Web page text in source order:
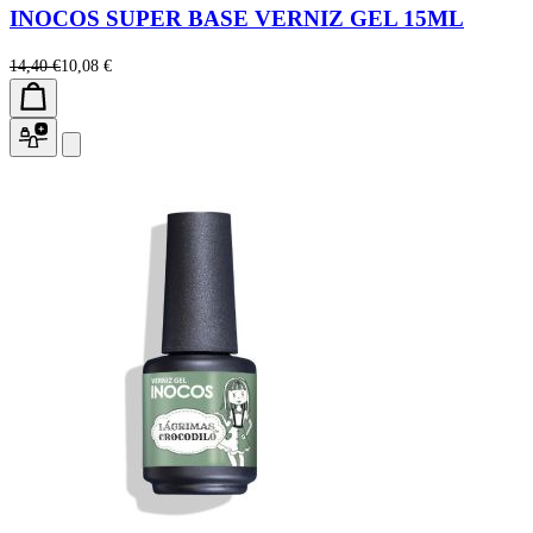
INOCOS SUPER BASE VERNIZ GEL 15ML
14,40 €10,08 €